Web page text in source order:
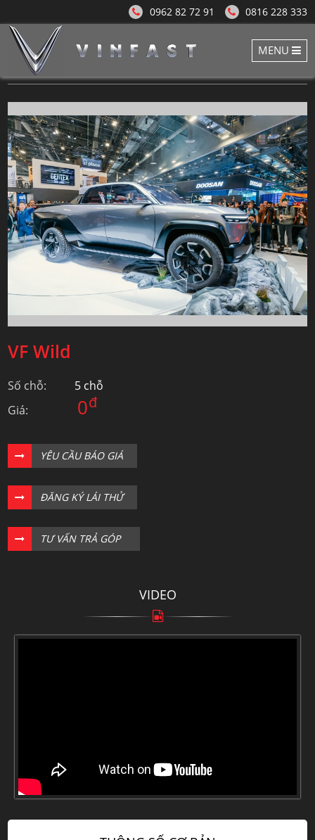
0962 82 72 91 0816 228 333
MENU
VinFast VF Wild
VF Wild
Số chỗ:
5 chỗ
Giá:
0đ
YÊU CẦU BÁO GIÁ
ĐĂNG KÝ LÁI THỬ
TƯ VẤN TRẢ GÓP
VIDEO